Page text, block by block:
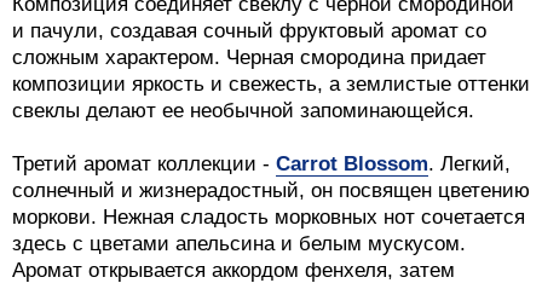
и пачули, создавая сочный фруктовый аромат со
сложным характером. Черная смородина придает
композиции яркость и свежесть, а землистые оттенки
свеклы делают ее необычной запоминающейся.
Третий аромат коллекции - Carrot Blossom. Легкий,
солнечный и жизнерадостный, он посвящен цветению
моркови. Нежная сладость морковных нот сочетается
здесь с цветами апельсина и белым мускусом.
Аромат открывается аккордом фенхеля, затем